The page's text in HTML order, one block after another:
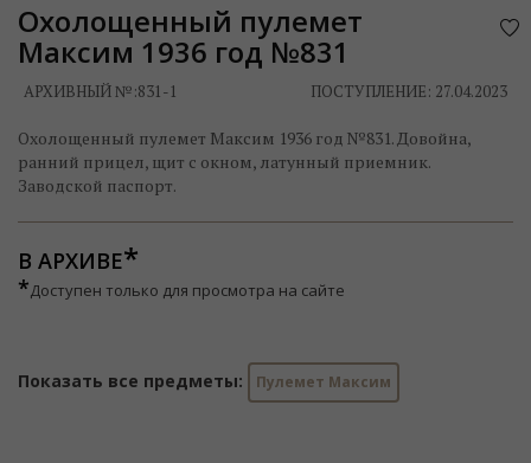
Охолощенный пулемет
Максим 1936 год №831
АРХИВНЫЙ №:831-1 ПОСТУПЛЕНИЕ: 27.04.2023
Охолощенный пулемет Максим 1936 год №831. Довойна,
ранний прицел, щит с окном, латунный приемник.
Заводской паспорт.
В АРХИВЕ
*Доступен только для просмотра на сайте
Показать все предметы: Пулемет Максим